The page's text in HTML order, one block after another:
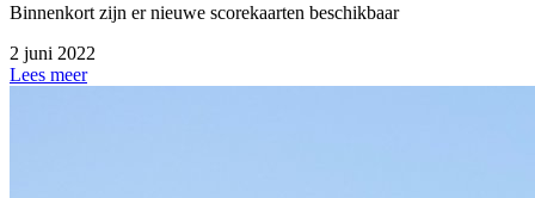
Binnenkort zijn er nieuwe scorekaarten beschikbaar
2 juni 2022
Lees meer